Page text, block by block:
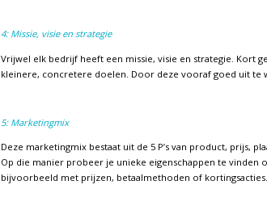
4: Missie, visie en strategie
Vrijwel elk bedrijf heeft een missie, visie en strategie. Kort
kleinere, concretere doelen. Door deze vooraf goed uit te
5: Marketingmix
Deze marketingmix bestaat uit de 5 P’s van product, prijs,
Op die manier probeer je unieke eigenschappen te
bijvoorbeeld met prijzen, betaalmethoden of kortingsacties.